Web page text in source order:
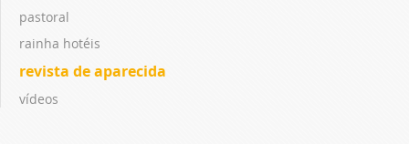
pastoral
rainha hotéis
revista de aparecida
vídeos